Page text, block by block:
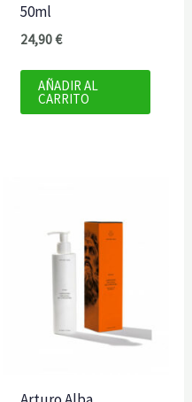
50ml
24,90€
AÑADIR AL
CARRITO